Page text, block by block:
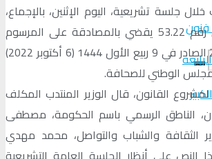
جلسة تشريعية، اليوم الإثنين، بالإجماع،
على مشروع القانون رقم 53.22 يقضي بالمصادقة على المرسوم
بقانون رقم 2.22.770 الصادر في 9 ربيع الأول 1444 (6 أكتوبر 2022)
الوطني للصحافة.
القانون، قال الوزير المنتدب المكلف
الناطق الرسمي باسم الحكومة، مصطفى
الثقافة والشباب والتواصل، محمد مهدي